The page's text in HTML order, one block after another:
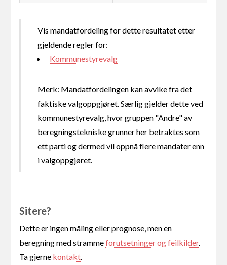
Vis mandatfordeling for dette resultatet etter
gjeldende regler for:
Kommunestyrevalg
Merk: Mandatfordelingen kan avvike fra det
faktiske valgoppgjøret. Særlig gjelder dette ved
kommunestyrevalg, hvor gruppen "Andre" av
beregningstekniske grunner her betraktes som
ett parti og dermed vil oppnå flere mandater enn
i valgoppgjøret.
Sitere?
Dette er ingen måling eller prognose, men en
beregning med strammeforutsetninger og feilkilder.
Ta gjerne kontakt.